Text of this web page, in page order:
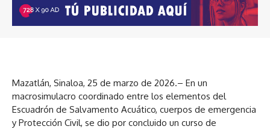
Mazatlán, Sinaloa, 25 de marzo de 2026.– En un
macrosimulacro coordinado entre los elementos del
Escuadrón de Salvamento Acuático, cuerpos de emergencia
y Protección Civil, se dio por concluido un curso de